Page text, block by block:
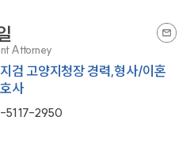
Attorney
검 고양지청장 경력,형사/이혼
사
5117-2950